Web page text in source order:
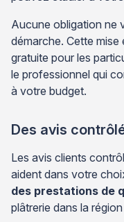
Aucune obligation ne
démarche. Cette
gratuite pour les
le professionnel qui
à votre budget.
Des avis
Les avis clients
aident dans votre
des prestations de
plâtrerie dans la